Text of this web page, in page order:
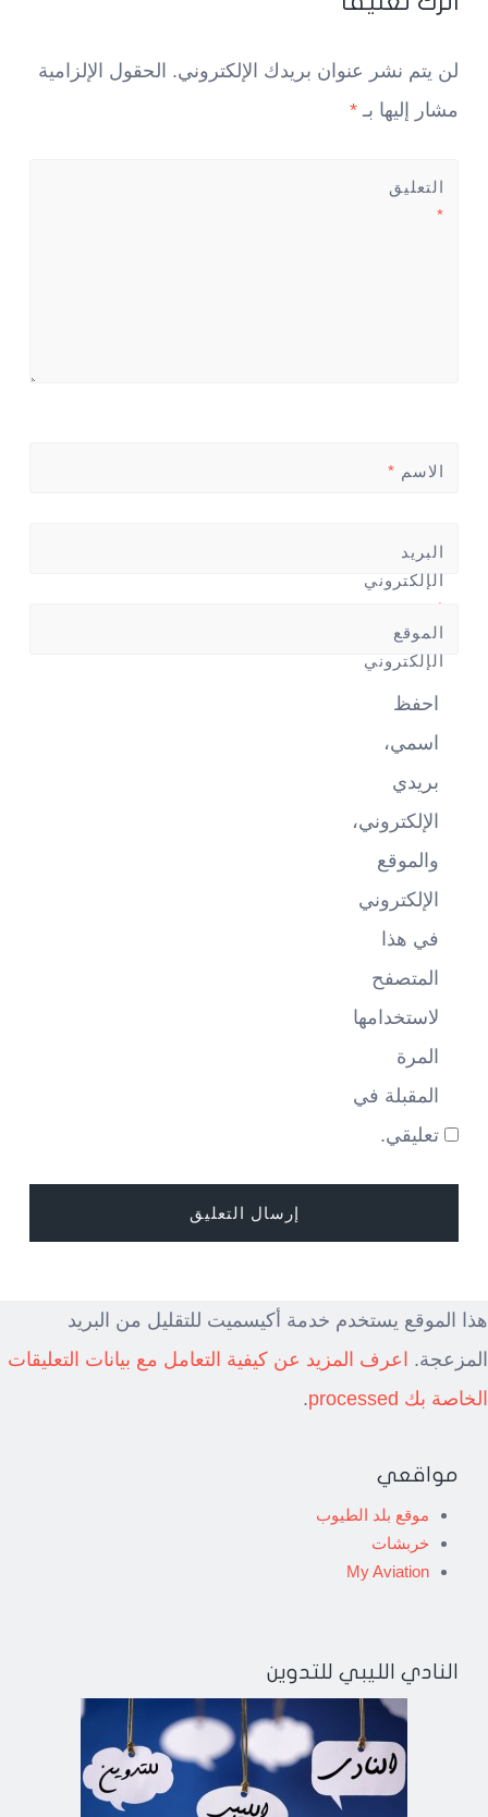
لن يتم نشر عنوان بريدك الإلكتروني. الحقول الإلزامية
مشار إليها بـ *
التعليق
*
الاسم *
البريد
الإلكتروني
*
الموقع
الإلكتروني
احفظ
اسمي،
بريدي
الإلكتروني،
والموقع
الإلكتروني
في هذا
المتصفح
لاستخدامها
المرة
المقبلة في
تعليقي.
هذا الموقع يستخدم خدمة أكيسميت للتقليل من البريد
المزعجة.
اعرف المزيد عن كيفية التعامل مع بيانات التعليقات
الخاصة بك processed
.
مواقعي
موقع بلد الطيوب
خربشات
My Aviation
النادي الليبي للتدوين